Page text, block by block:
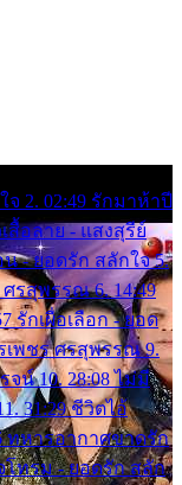
2. 02:49 รักมาห้าปี
สื้อลาย - แสงสุรีย์
- ยอดรัก สลักใจ 5.
รสุพรรณ 6. 14:49
รักเผื่อเลือก - ยอด
เพชร ศรสุพรรณ 9.
จน์ 10. 28:08 ไม่มี
31:29 ชีวิตไอ้
ทหารอากาศขาดรัก
โทรม - ยอดรัก สลัก